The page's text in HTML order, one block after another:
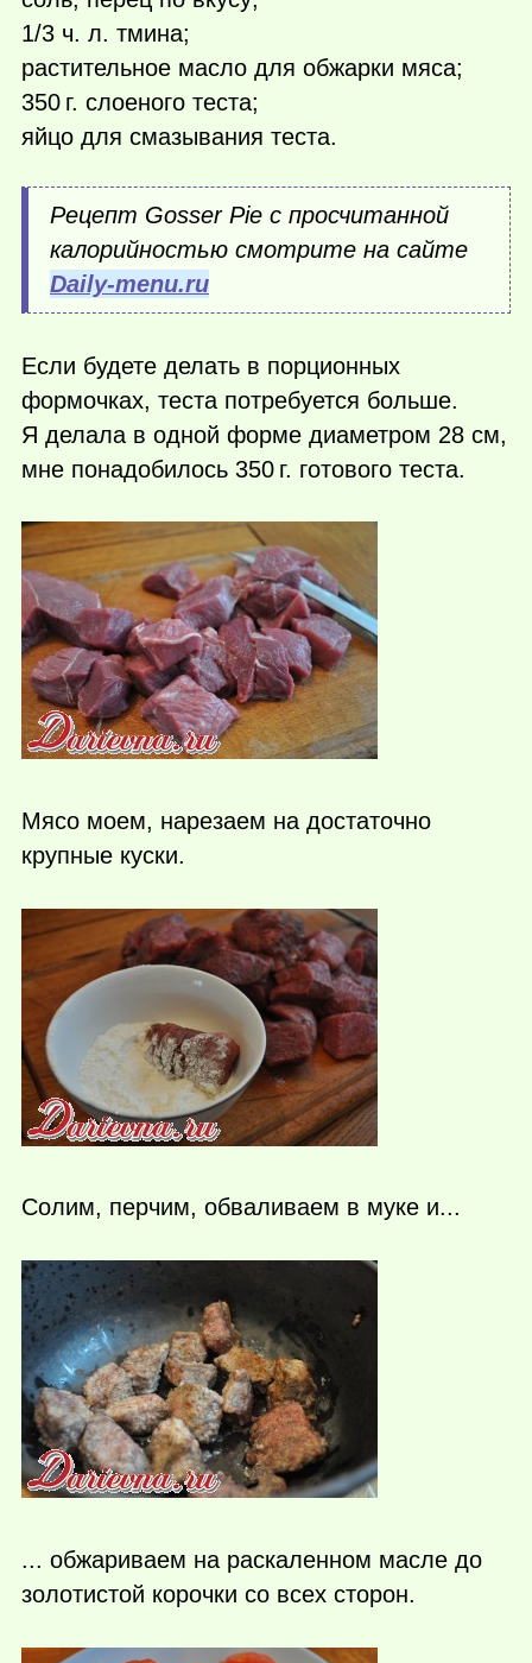
1/3 ч. л. тмина;
растительное масло для обжарки мяса;
350 г. слоеного теста;
яйцо для смазывания теста.
Рецепт Gosser Pie с просчитанной
калорийностью смотрите на сайте
Daily-menu.ru
Если будете делать в порционных
формочках, теста потребуется больше.
Я делала в одной форме диаметром 28 см,
мне понадобилось 350 г. готового теста.
Мясо моем, нарезаем на достаточно
крупные куски.
Солим, перчим, обваливаем в муке и...
... обжариваем на раскаленном масле до
золотистой корочки со всех сторон.